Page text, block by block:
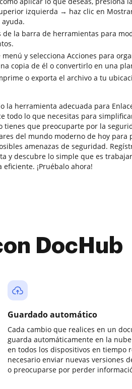
izquierda → haz clic en
de la barra de herramientas para
menú y selecciona Acciones para
copia de él o convertirlo en una
o exporta el archivo a tu
la herramienta adecuada para
todo lo que necesitas para
tienes que preocuparte por la
del mundo moderno de hoy para
amenazas de seguridad.
y descubre lo simple que es
¡Pruébalo ahora!
DocHub
Guardado automático
Cada cambio que realices en un
guarda automáticamente en la
en todos los dispositivos en tiempo
necesario enviar nuevas versiones
o preocuparse por perder